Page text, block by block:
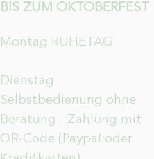
BIS ZUM OKTOBERFEST
Montag RUHETAG
Dienstag
Selbstbedienung ohne
Beratung - Zahlung mit
QR-Code (Paypal oder